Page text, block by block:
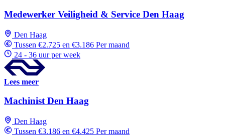
Medewerker Veiligheid & Service Den Haag
Den Haag
Tussen €2.725 en €3.186 Per maand
24 - 36 uur per week
Lees meer
Machinist Den Haag
Den Haag
Tussen €3.186 en €4.425 Per maand